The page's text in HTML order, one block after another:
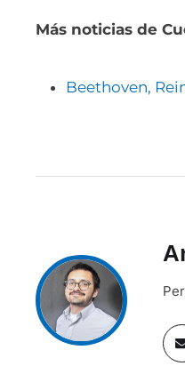
Más noticias de
Beethoven,